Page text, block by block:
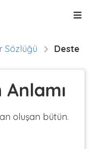
Sözlüğü Deste
oluşan bütün.